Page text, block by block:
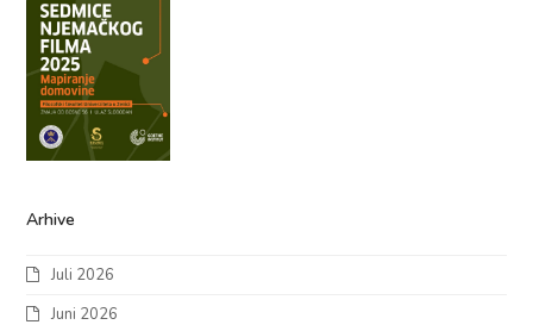
Arhive
Juli 2026
Juni 2026